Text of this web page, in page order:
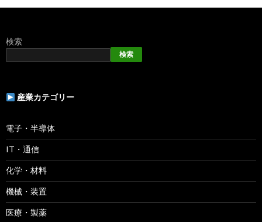
検索
検索
産業カテゴリー
電子・半導体
IT・通信
化学・材料
機械・装置
医療・製薬